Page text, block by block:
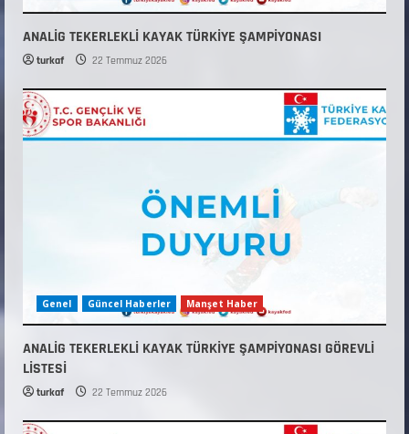
ANALİG TEKERLEKLİ KAYAK TÜRKİYE ŞAMPİYONASI
turkaf 22 Temmuz 2026
Genel Güncel Haberler Manşet Haber
ANALİG TEKERLEKLİ KAYAK TÜRKİYE ŞAMPİYONASI GÖREVLİ
LİSTESİ
turkaf 22 Temmuz 2026